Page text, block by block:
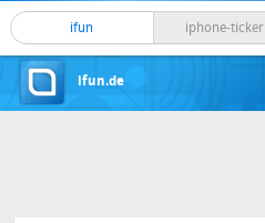
ifun iphone-ticker
ifun.de